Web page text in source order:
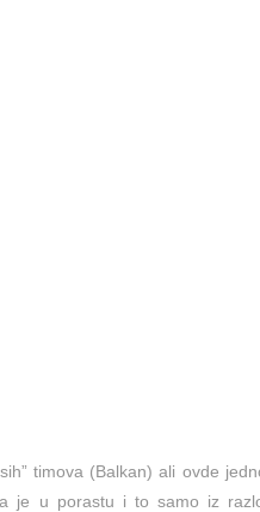
timova (Balkan) ali ovde
je u porastu i to samo iz